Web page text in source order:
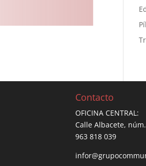
Contacto
OFICINA CENTRAL:
Calle Albacete,
963 818 039